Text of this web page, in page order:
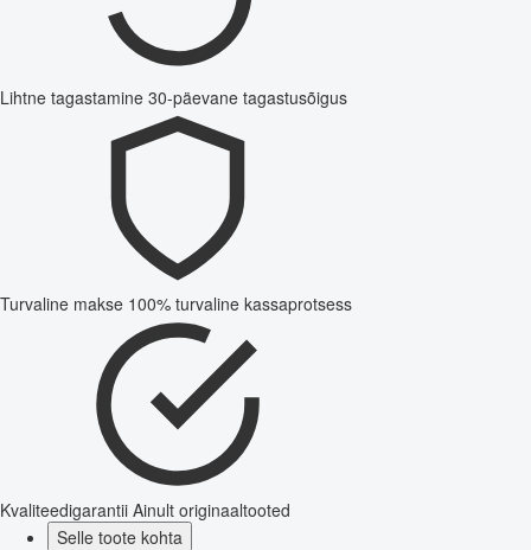
Lihtne tagastamine 30-päevane tagastusõigus
Turvaline makse 100% turvaline kassaprotsess
Kvaliteedigarantii Ainult originaaltooted
Selle toote kohta